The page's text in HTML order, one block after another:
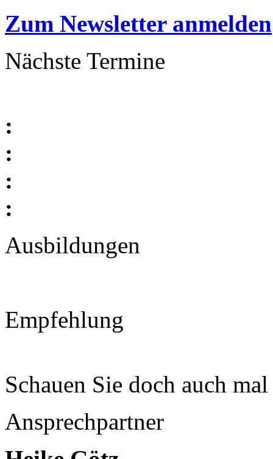
Zum Newsletter anmelden
Nächste Termine
:
:
:
:
Ausbildungen
Empfehlung
Schauen Sie doch auch
Ansprechpartner